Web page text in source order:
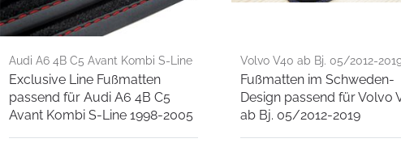
Audi A6 4B C5 Avant Kombi S-Line
1998-2005
Exclusive Line Fußmatten
passend für Audi A6 4B C5
Avant Kombi S-Line 1998-2005
Volvo V40 ab Bj. 05/2012-
Fußmatten im Schweden-
Design passend für Volvo
ab Bj. 05/2012-2019